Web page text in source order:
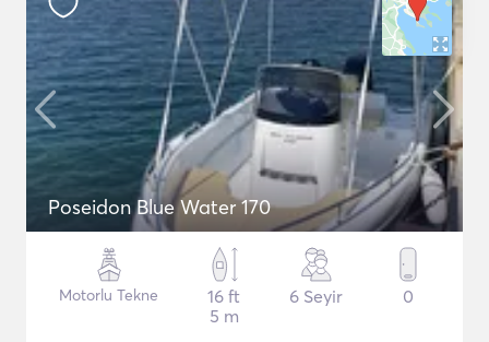
Poseidon Blue Water 170
Motorlu Tekne
16 ft
5 m
6 Seyir 0